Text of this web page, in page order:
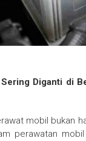
Diganti di
mobil bukan
perawatan